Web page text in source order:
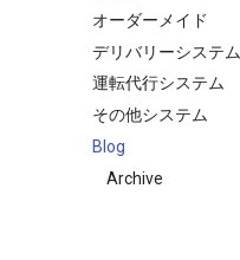
Androidアプリ
顧客予約実績
iPhone/iPad
iOSアプリ
シフト表
マイPOS顧客
評価シート
レシピ原価計算
オーダーメイド
デリバリーシステム
運転代行システム
その他システム
Blog
Archive